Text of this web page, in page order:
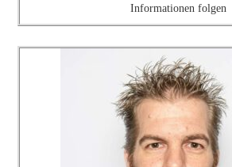
Informationen folgen